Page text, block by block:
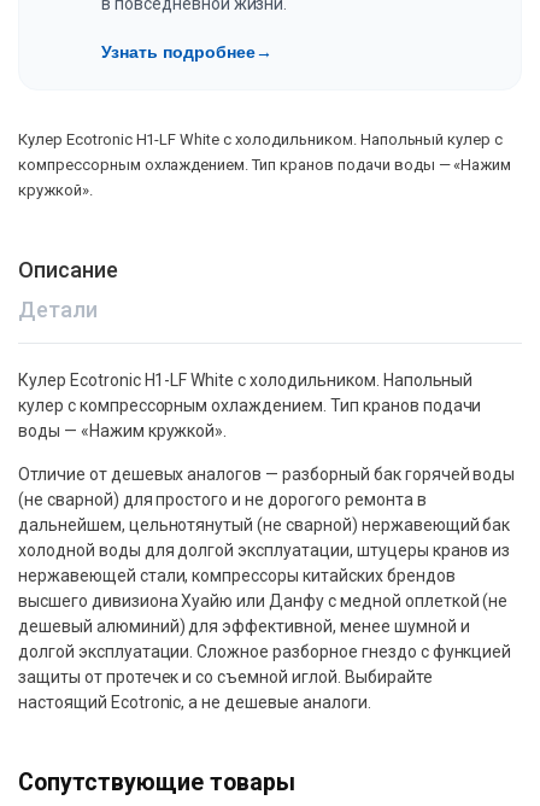
в повседневной жизни.
Узнать подробнее→
Кулер Ecotronic H1-LF White с холодильником. Напольный кулер с
компрессорным охлаждением. Тип кранов подачи воды — «Нажим
кружкой».
Описание
Детали
Кулер Ecotronic H1-LF White с холодильником. Напольный
кулер с компрессорным охлаждением. Тип кранов подачи
воды — «Нажим кружкой».
Отличие от дешевых аналогов — разборный бак горячей воды
(не сварной) для простого и не дорогого ремонта в
дальнейшем, цельнотянутый (не сварной) нержавеющий бак
холодной воды для долгой эксплуатации, штуцеры кранов из
нержавеющей стали, компрессоры китайских брендов
высшего дивизиона Хуайю или Данфу с медной оплеткой (не
дешевый алюминий) для эффективной, менее шумной и
долгой эксплуатации. Сложное разборное гнездо с функцией
защиты от протечек и со съемной иглой. Выбирайте
настоящий Ecotronic, а не дешевые аналоги.
Сопутствующие товары